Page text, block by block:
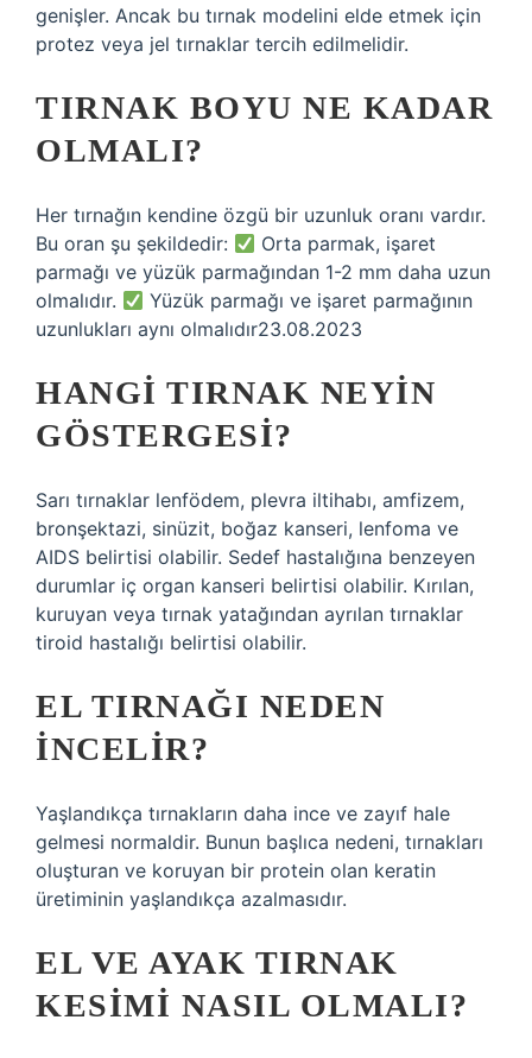
genişler. Ancak bu tırnak modelini elde etmek için
protez veya jel tırnaklar tercih edilmelidir.
TIRNAK BOYU NE KADAR
OLMALI?
Her tırnağın kendine özgü bir uzunluk oranı vardır.
Bu oran şu şekildedir:
Orta parmak, işaret
parmağı ve yüzük parmağından 1-2 mm daha uzun
olmalıdır.
Yüzük parmağı ve işaret parmağının
uzunlukları aynı olmalıdır23.08.2023
HANGI TIRNAK NEYIN
GÖSTERGESI?
Sarı tırnaklar lenfödem, plevra iltihabı, amfizem,
bronşektazi, sinüzit, boğaz kanseri, lenfoma ve
AIDS belirtisi olabilir. Sedef hastalığına benzeyen
durumlar iç organ kanseri belirtisi olabilir. Kırılan,
kuruyan veya tırnak yatağından ayrılan tırnaklar
tiroid hastalığı belirtisi olabilir.
EL TIRNAĞI NEDEN
INCELIR?
Yaşlandıkça tırnakların daha ince ve zayıf hale
gelmesi normaldir. Bunun başlıca nedeni, tırnakları
oluşturan ve koruyan bir protein olan keratin
üretiminin yaşlandıkça azalmasıdır.
EL VE AYAK TIRNAK
KESIMI NASIL OLMALI?